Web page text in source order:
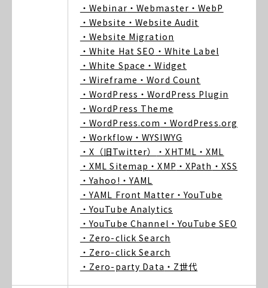
・Webinar ・Webmaster ・WebP
・Website ・Website Audit
・Website Migration
・White Hat SEO ・White Label
・White Space ・Widget
・Wireframe ・Word Count
・WordPress ・WordPress Plugin
・WordPress Theme
・WordPress.com ・WordPress.org
・Workflow ・WYSIWYG
・X（旧Twitter）
・XHTML ・XML
・XML Sitemap ・XMP ・XPath ・XSS
・Yahoo! ・YAML
・YAML Front Matter ・YouTube
・YouTube Analytics
・YouTube Channel ・YouTube SEO
・Zero-click Search
・Zero-click Search
・Zero-party Data ・Z世代